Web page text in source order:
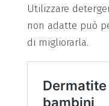
Utilizzare
non adatte può
di migliorarla.